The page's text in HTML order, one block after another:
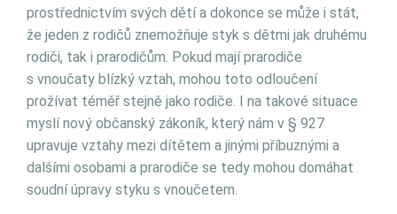
prostřednictvím svých dětí a dokonce se může i stát,
že jeden z rodičů znemožňuje styk s dětmi jak druhému
rodiči, tak i prarodičům. Pokud mají prarodiče
s vnoučaty blízký vztah, mohou toto odloučení
prožívat téměř stejně jako rodiče. I na takové situace
myslí nový občanský zákoník, který nám v § 927
upravuje vztahy mezi dítětem a jinými příbuznými a
dalšími osobami a prarodiče se tedy mohou domáhat
soudní úpravy styku s vnoučetem.